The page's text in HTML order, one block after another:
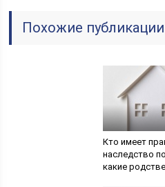
Похожие публикации
Кто имеет
наследство
какие